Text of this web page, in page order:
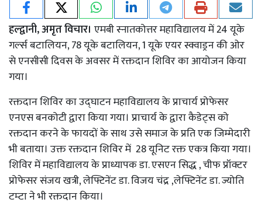
हल्द्वानी, अमृत विचार। एमबी स्नातकोत्तर महाविद्यालय में 24 यूके
गर्ल्स बटालियन, 78 यूके बटालियन, 1 यूके एयर स्क्वाड्रन की ओर
से एनसीसी दिवस के अवसर में रक्तदान शिविर का आयोजन किया
गया।
रक्तदान शिविर का उद्घाटन महाविद्यालय के प्राचार्य प्रोफेसर
एनएस बनकोटी द्वारा किया गया। प्राचार्य के द्वारा कैडेट्स को
रक्तदान करने के फायदों के साथ उसे समाज के प्रति एक जिम्मेदारी
भी बताया। उक्त रक्तदान शिविर में 28 यूनिट रक्त एकत्र किया गया।
शिविर में महाविद्यालय के प्राध्यापक डा. एसएन सिद्ध , चीफ प्रॉक्टर
प्रोफेसर संजय खत्री, लेफ्टिनेंट डा. विजय चंद्र ,लेफ्टिनेंट डा. ज्योति
टम्टा ने भी रक्तदान किया।